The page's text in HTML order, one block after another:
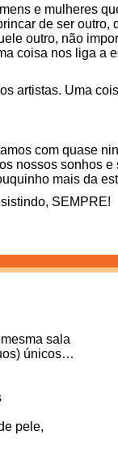
e mulheres
de ser
outro, não
coisa nos liga a
artistas. Uma
com quase
nossos sonhos
mais da
SEMPRE!
sala
únicos…
pele,